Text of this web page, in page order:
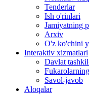
Tenderlar
Ish o'rinlari
Jamiyatning
Arxiv
O'z ko'chini
Interaktiv xizmatlari
Davlat
Savol-javob
Aloqalar